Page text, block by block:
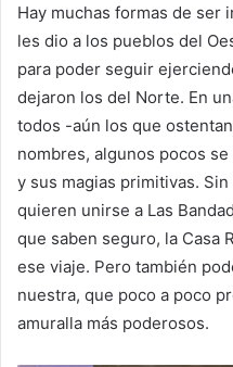
Hay muchas formas de ser
les dio a los pueblos del
para poder seguir
dejaron los del Norte. En
todos -aún los que
nombres, algunos pocos
y sus magias primitivas.
quieren unirse a Las
que saben seguro, la Casa
ese viaje. Pero también
nuestra, que poco a poco
amuralla más poderosos.